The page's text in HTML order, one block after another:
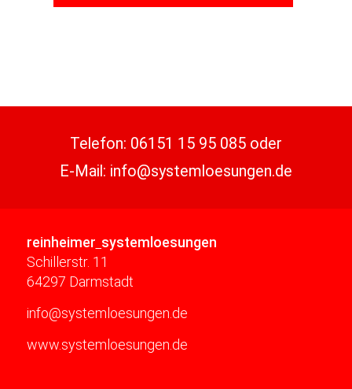
Telefon: 06151 15 95 085 oder
E-Mail: info@systemloesungen.de
reinheimer systemloesungen
Schillerstr. 11
64297 Darmstadt
info@systemloesungen.de
www.systemloesungen.de